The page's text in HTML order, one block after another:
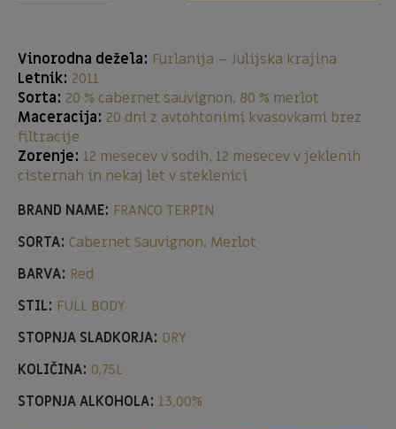
Vinorodna dežela: Furlanija – Julijska krajina
Letnik: 2011
Sorta: 20 % cabernet sauvignon, 80 % merlot
Maceracija: 20 dni z avtohtonimi kvasovkami brez
filtracije
Zorenje: 12 mesecev v sodih, 12 mesecev v jeklenih
cisternah in nekaj let v steklenici
BRAND NAME: FRANCO TERPIN
SORTA: Cabernet Sauvignon, Merlot
BARVA: Red
STIL: FULL BODY
STOPNJA SLADKORJA: DRY
KOLIČINA: 0,75L
STOPNJA ALKOHOLA: 13,00%